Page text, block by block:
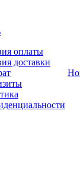
оплаты
доставки